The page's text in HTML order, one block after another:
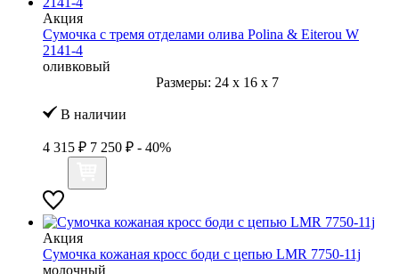
Акция
Сумочка с тремя отделами олива Polina & Eiterou W
2141-4
оливковый
Размеры: 24 x 16 x 7
В наличии
4 315 ₽ 7 250 ₽ - 40%
Акция
Сумочка кожаная кросс боди с цепью LMR 7750-11j
молочный